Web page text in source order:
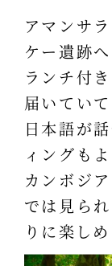
アマンサ
ケー遺跡
ランチ付
届いてい
日本語が
ィングも
カンボジ
では見ら
りに楽しめ